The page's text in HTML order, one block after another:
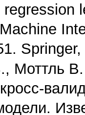
Моттль